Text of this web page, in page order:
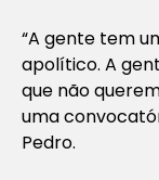
“A gente tem
apolítico. A
que não
uma
Pedro.